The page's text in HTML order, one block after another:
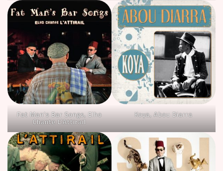
Fat Man’s Bar Songs, Elho
Chante L’Attirail
Koya, Abou Diarra